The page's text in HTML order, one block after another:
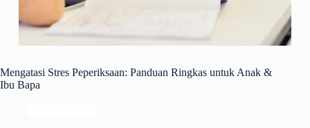
Mengatasi Stres Peperiksaan: Panduan Ringkas untuk Anak &
Ibu Bapa